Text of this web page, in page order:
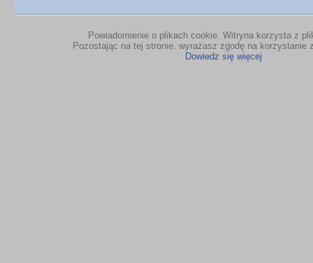
Powiadomienie o plikach cookie. Witryna korzysta z
Pozostając na tej stronie, wyrażasz zgodę na korzystanie
Dowiedz się więcej